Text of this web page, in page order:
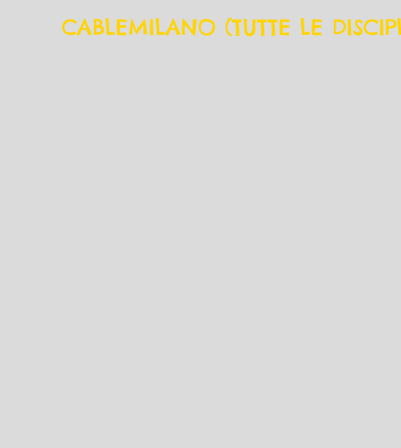
CABLEMILANO (TUTTE LE